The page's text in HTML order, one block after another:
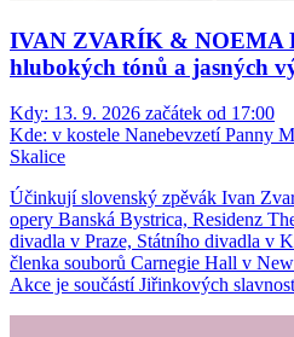
IVAN ZVARÍK & NOEMA
hlubokých tónů a jasných
Kdy: 13. 9. 2026 začátek od 17:00
Kde: v kostele Nanebevzetí Panny
Skalice
Účinkují slovenský zpěvák Ivan
opery Banská Bystrica, Residenz
divadla v Praze, Státního divadla v
členka souborů Carnegie Hall v
Akce je součástí Jiřinkových